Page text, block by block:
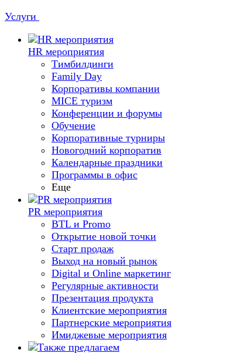
Услуги
HR мероприятия
Тимбилдинги
Family Day
Корпоративы компании
MICE туризм
Конференции и форумы
Обучение
Корпоративные турниры
Новогодний корпоратив
Календарные праздники
Программы в офис
Еще
PR мероприятия
BTL и Promo
Открытие новой точки
Старт продаж
Выход на новый рынок
Digital и Online маркетинг
Регулярные активности
Презентация продукта
Клиентские мероприятия
Партнерские мероприятия
Имиджевые мероприятия